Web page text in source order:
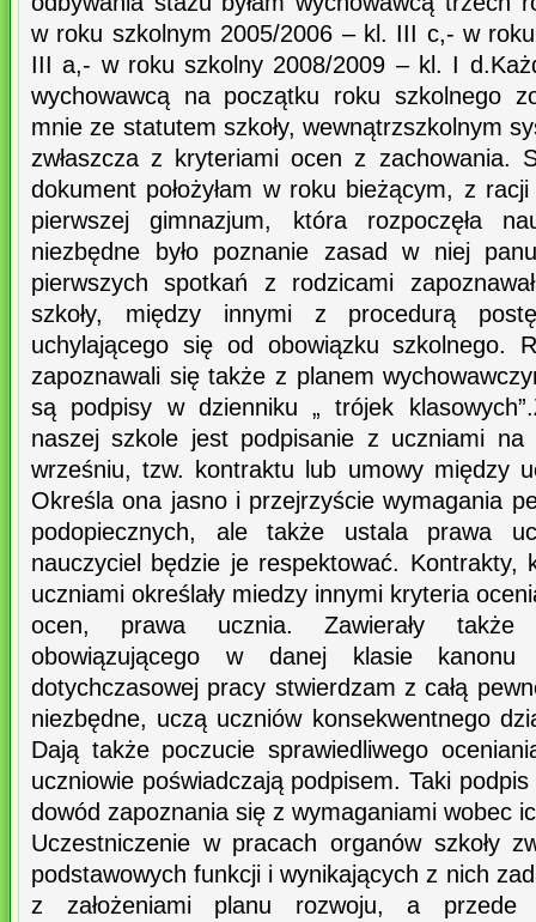
w roku szkolnym 2005/2006 – kl. III c,- w
III a,- w roku szkolny 2008/2009 – kl. I
wychowawcą na początku roku szkolnego
mnie ze statutem szkoły, wewnątrzszkolnym
zwłaszcza z kryteriami ocen z zachowania.
dokument położyłam w roku bieżącym, z
pierwszej gimnazjum, która rozpoczęła
niezbędne było poznanie zasad w niej
pierwszych spotkań z rodzicami
szkoły, między innymi z procedurą
uchylającego się od obowiązku szkolnego.
zapoznawali się także z planem
są podpisy w dzienniku „ trójek
naszej szkole jest podpisanie z uczniami na
wrześniu, tzw. kontraktu lub umowy między
Określa ona jasno i przejrzyście wymagania
podopiecznych, ale także ustala prawa
nauczyciel będzie je respektować. Kontrakty,
uczniami określały miedzy innymi kryteria
ocen, prawa ucznia. Zawierały
obowiązującego w danej klasie
dotychczasowej pracy stwierdzam z całą
niezbędne, uczą uczniów konsekwentnego
Dają także poczucie sprawiedliwego
uczniowie poświadczają podpisem. Taki
dowód zapoznania się z wymaganiami wobec
Uczestniczenie w pracach organów szkoły
podstawowych funkcji i wynikających z nich
z założeniami planu rozwoju, a przede